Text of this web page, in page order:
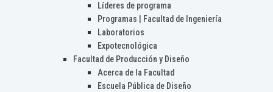
Líderes de programa
Programas | Facultad de Ingeniería
Laboratorios
Expotecnológica
Facultad de Producción y Diseño
Acerca de la Facultad
Escuela Pública de Diseño